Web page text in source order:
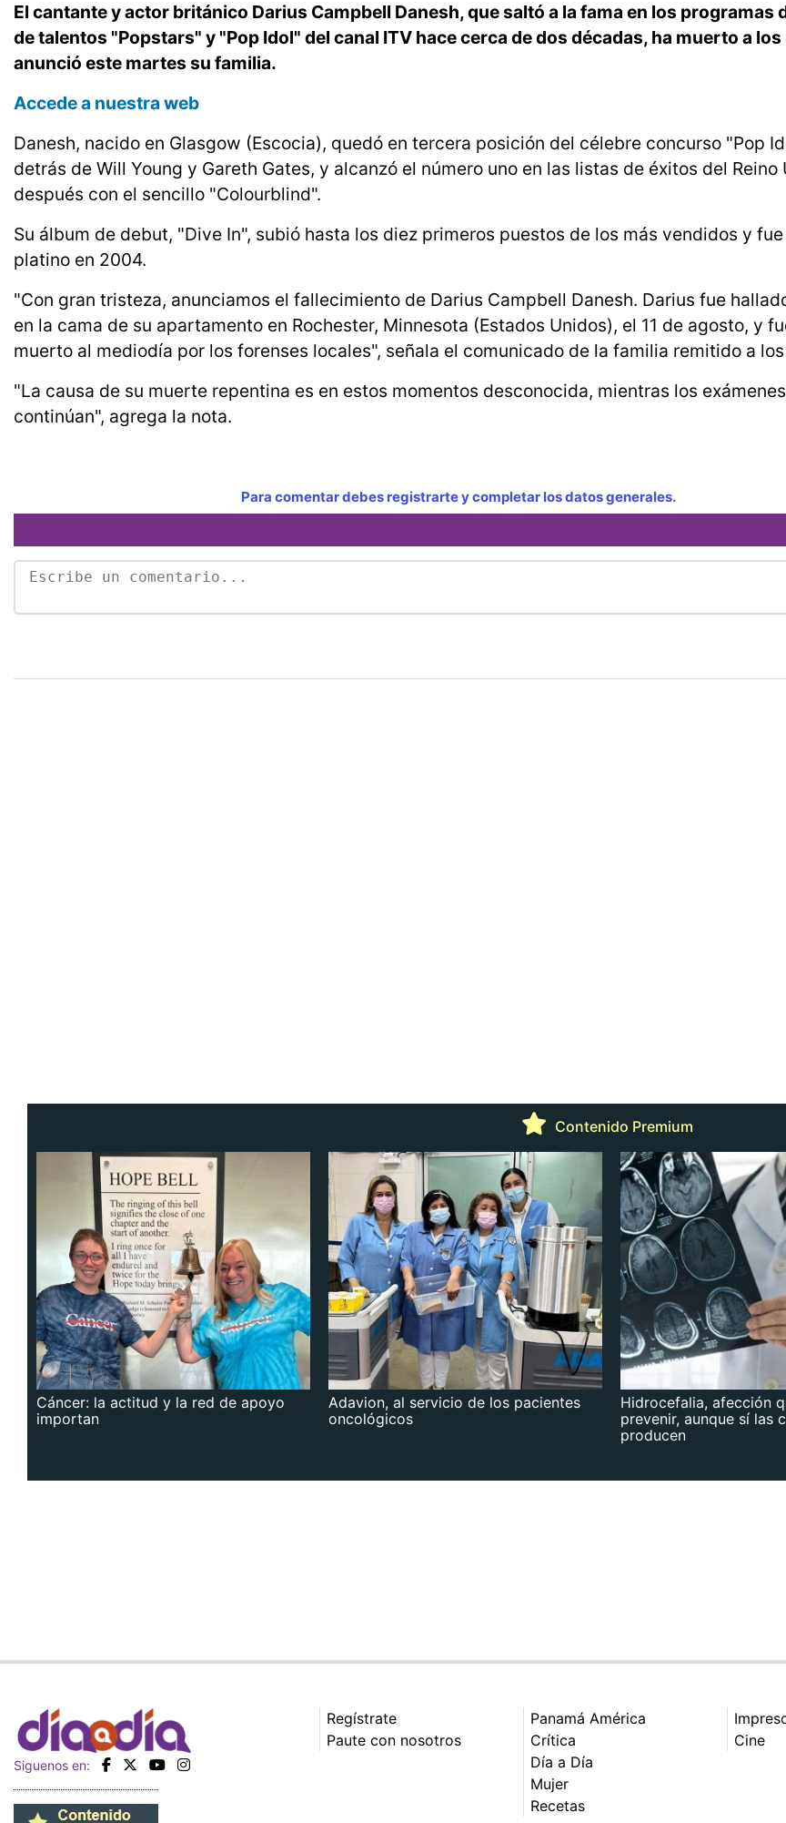
El cantante y actor británico Darius Campbell Danesh, que saltó a la fama en los programas
de talentos "Popstars" y "Pop Idol" del canal ITV hace cerca de dos décadas, ha muerto a los
anunció este martes su familia.
Accede a nuestra web
Danesh, nacido en Glasgow (Escocia), quedó en tercera posición del célebre concurso "Pop
detrás de Will Young y Gareth Gates, y alcanzó el número uno en las listas de éxitos del Reino
después con el sencillo "Colourblind".
Su álbum de debut, "Dive In", subió hasta los diez primeros puestos de los más vendidos y
platino en 2004.
"Con gran tristeza, anunciamos el fallecimiento de Darius Campbell Danesh. Darius fue
en la cama de su apartamento en Rochester, Minnesota (Estados Unidos), el 11 de agosto, y
muerto al mediodía por los forenses locales", señala el comunicado de la familia remitido a
"La causa de su muerte repentina es en estos momentos desconocida, mientras los
continúan", agrega la nota.
Para comentar debes registrarte y completar los datos generales.
Contenido Premium
Cáncer: la actitud y la red de apoyo
importan
Adavion, al servicio de los pacientes
oncológicos
Hidrocefalia, afección
prevenir, aunque sí las
producen
Siguenos en:
Regístrate
Paute con nosotros
Panamá América
Crítica
Día a Día
Mujer
Recetas
Cine